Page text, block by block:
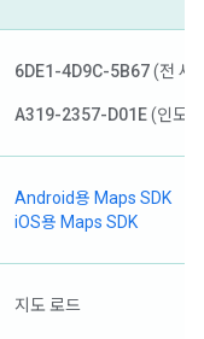
6DE1-4D9C-5B67(전 세
A319-2357-D01E(인도)
Android용 Maps SDK
iOS용 Maps SDK
지도 로드